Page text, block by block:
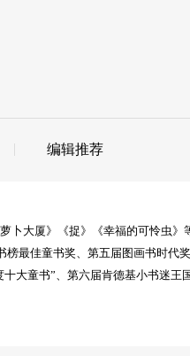
编辑推荐
卜大厦》《捉》《幸福的可怜虫》
最佳童书奖、第五届图画书时代
大童书”、第六届肯德基小书迷王